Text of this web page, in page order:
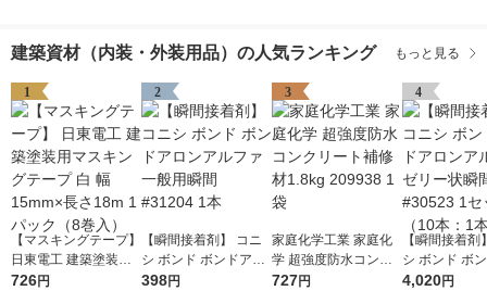
建築資材（内装・外装用品）の人気ランキング もっと見る
1
【マスキングテープ】
日東電工 建築塗装用
マスキングテープ 白
726円
2
【瞬間接着剤】 コニ
シ ボンド ボンドアロ
ンアルファ一般用瞬間
398円
3
家庭化学工業 家庭化
学 超強度防水コンク
リート補修材1.8kg 20
727円
4
【瞬間接着剤
シ ボンド ボ
ンアルフアゼ
4,020円